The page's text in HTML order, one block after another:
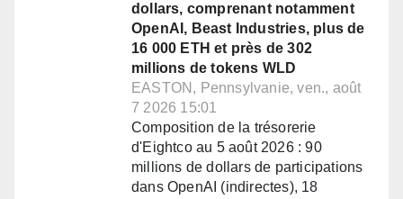
dollars, comprenant notamment
OpenAI, Beast Industries, plus de
16 000 ETH et près de 302
millions de tokens WLD
EASTON, Pennsylvanie, ven., août
7 2026 15:01
Composition de la trésorerie
d'Eightco au 5 août 2026 : 90
millions de dollars de participations
dans OpenAI (indirectes), 18